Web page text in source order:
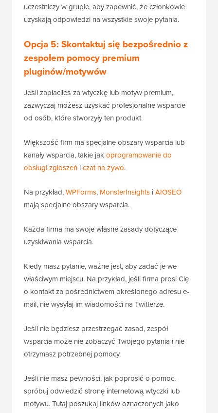
uczestniczy w grupie, aby zapewnić, że członkowie
uzyskają odpowiedzi na wszystkie swoje pytania.
Opcja 5: Skontaktuj się bezpośrednio z
zespołem pomocy premium
pluginów/motywów
Jeśli zapłaciłeś za wtyczkę lub motyw premium,
zazwyczaj możesz uzyskać profesjonalne wsparcie
od osób, które stworzyły ten produkt.
Większość firm ma specjalne obszary wsparcia lub
kanały wsparcia, takie jakoprogramowanie do
obsługi zgłoszeń iczat na żywo.
Na przykład,WPForms, MonsterInsights iAIOSEO
mają specjalne obszary wsparcia.
Każda firma ma swoje własne zasady dotyczące
uzyskiwania wsparcia.
Kiedy masz pytanie, ważne jest, aby zadać je we
właściwym miejscu. Na przykład, jeśli firma prosi Cię
o kontakt za pośrednictwem określonego adresu e-
mail, nie wysyłaj im wiadomości na Twitterze.
Jeśli nie będziesz przestrzegać zasad, zespół
wsparcia może nie zobaczyć Twojego pytania i nie
otrzymasz potrzebnej pomocy.
Jeśli nie masz pewności, jak poprosić o pomoc,
spróbuj odwiedzić stronę internetową wtyczki lub
motywu. Tutaj poszukaj linków oznaczonych jako